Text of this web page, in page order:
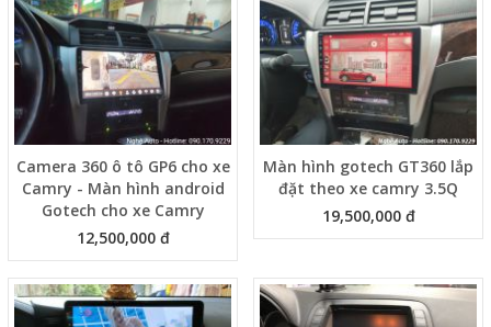
Camera 360 ô tô GP6 cho xe
Camry - Màn hình android
Gotech cho xe Camry
12,500,000 đ
Màn hình gotech GT360 lắp
đặt theo xe camry 3.5Q
19,500,000 đ